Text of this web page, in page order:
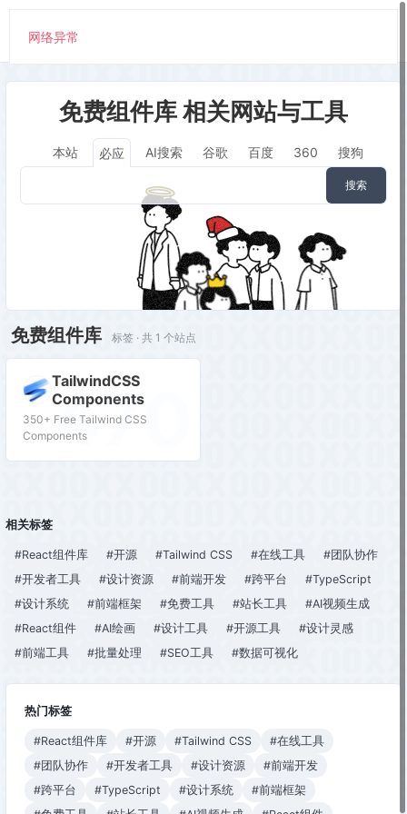
免费组件库 相关网站与工具
本站 必应 AI搜索 谷歌 百度 360 搜狗
搜索
免费组件库 标签 · 共 1 个站点
TailwindCSS
Components
350+ Free Tailwind CSS
Components
470
相关标签
#React组件库 #开源 #Tailwind CSS #在线工具
#团队协作
#开发者工具
#设计资源 #前端开发 #跨平台
#TypeScript
#设计系统
#前端框架 #免费工具 #站长工具
#AI视频生成
#React组件
#AI绘画 #设计工具 #开源工具
#设计灵感
#前端工具
#批量处理 #SEO工具 #数据可视化
热门标签
#React组件库 #开源 #Tailwind CSS
#在线工具
#团队协作
#开发者工具 #设计资源
#前端开发
#跨平台
#TypeScript #设计系统
#前端框架
网络异常